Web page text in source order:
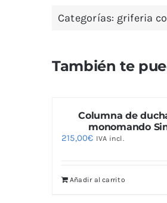
Categorías: griferia
También te
Columna de
monomando
215,00€ IVA incl.
Añadir al carrito